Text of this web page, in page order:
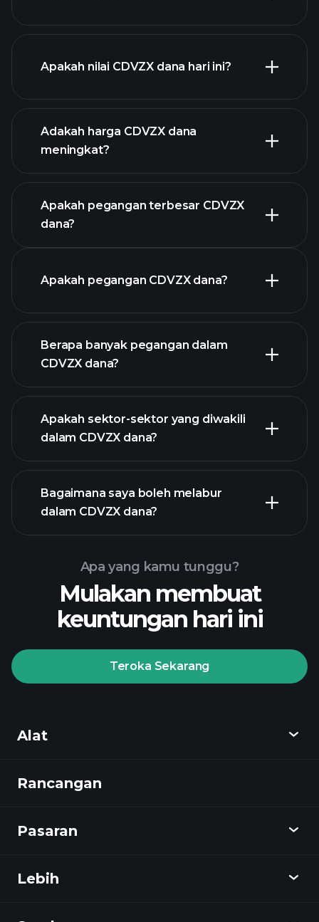
Apakah nilai CDVZX dana hari ini?
grafik lanjutan
Adakah harga CDVZX dana
meningkat?
Apakah pegangan terbesar CDVZX
dana?
holdings
Apakah pegangan CDVZX dana?
holdings
Berapa banyak pegangan dalam
CDVZX dana?
holdings
Apakah sektor-sektor yang diwakili
dalam CDVZX dana?
Bagaimana saya boleh melabur
dalam CDVZX dana?
Playtrade
Apa yang kamu tunggu?
Mulakan membuat
keuntungan hari ini
Teroka Sekarang
Alat
Cari tahu
Berita
Rancangan
Pasaran
Gambaran keseluruhan
Lebih